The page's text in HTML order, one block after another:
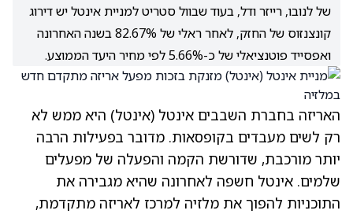
של לנובו, רייזר ודל, בעוד שבוול סטריט למניית אינטל יש דירוג
קונצנזוס של החזק, לאחר ראלי של 82.67% בשנה האחרונה
ואפסייד פוטנציאלי של כ-5.66% לפי מחיר היעד הממוצע.
האריזה בחברת השבבים אינטל (אינטל) היא ממש לא
רק לשים מעבדים בקופסאות. מדובר בפעילות הרבה
יותר מורכבת, שדורשת הקמה והפעלה של מפעלים
שלמים. אינטל חשפה לאחרונה שהיא מגבירה את
התוכניות להפוך את מלזיה למרכז לאריזה מתקדמת,